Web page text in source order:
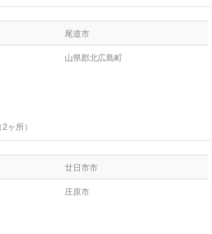
尾道市
山県郡北広島町
（2ヶ所）
廿日市市
庄原市